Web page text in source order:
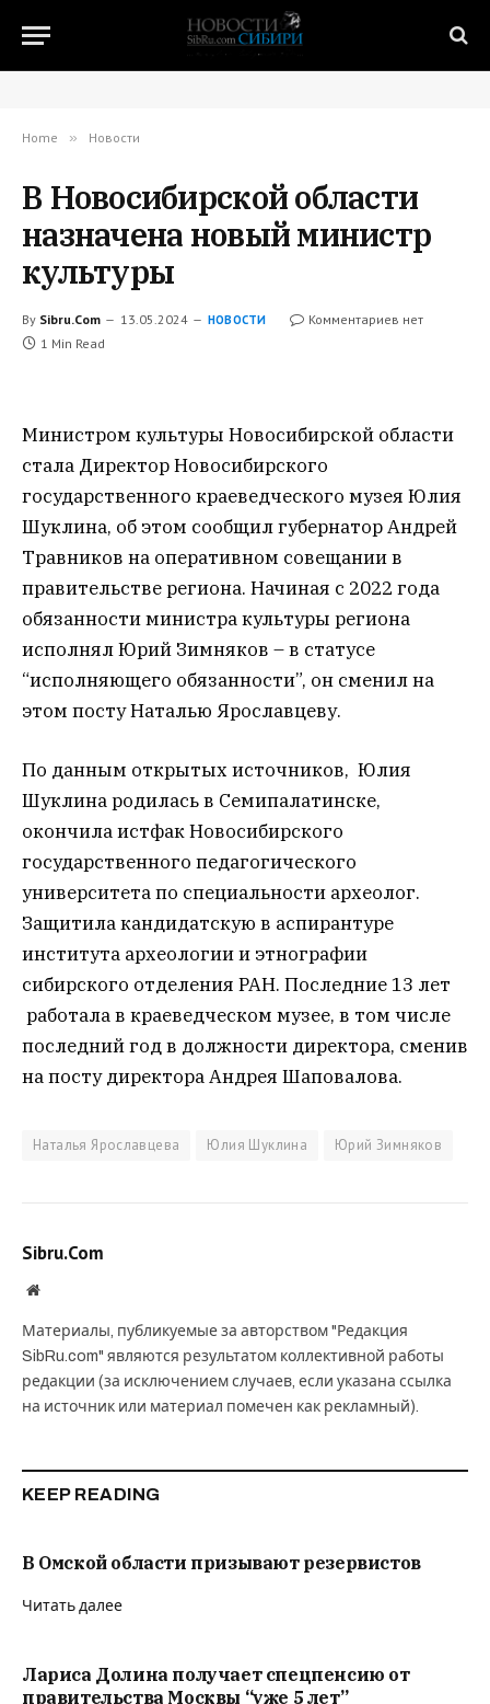
Home » Новости
В Новосибирской области
назначена новый министр
культуры
By Sibru.Com 13.05.2024 НОВОСТИ
Комментариев нет
1 Min Read
Министром культуры Новосибирской области
стала Директор Новосибирского
государственного краеведческого музея Юлия
Шуклина, об этом сообщил губернатор Андрей
Травников на оперативном совещании в
правительстве региона. Начиная с 2022 года
обязанности министра культуры региона
исполнял Юрий Зимняков – в статусе
“исполняющего обязанности”, он сменил на
этом посту Наталью Ярославцеву.
По данным открытых источников, Юлия
Шуклина родилась в Семипалатинске,
окончила истфак Новосибирского
государственного педагогического
университета по специальности археолог.
Защитила кандидатскую в аспирантуре
института археологии и этнографии
сибирского отделения РАН. Последние 13 лет
работала в краеведческом музее, в том числе
последний год в должности директора, сменив
на посту директора Андрея Шаповалова.
Наталья Ярославцева Юлия Шуклина Юрий Зимняков
Sibru.Com
Website
Материалы, публикуемые за авторством "Редакция
SibRu.com" являются результатом коллективной работы
редакции (за исключением случаев, если указана ссылка
на источник или материал помечен как рекламный).
KEEP READING
В Омской области призывают резервистов
Читать далее
Лариса Долина получает спецпенсию от
правительства Москвы “уже 5 лет”